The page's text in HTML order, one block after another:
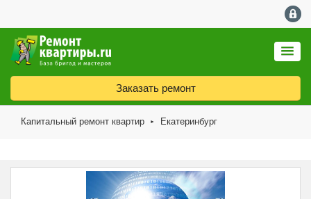
Заказать ремонт
Капитальный ремонт квартир ► Екатеринбург